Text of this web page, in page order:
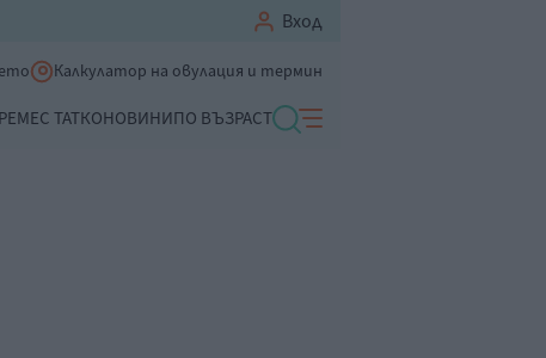
Вход
Калкулатор на овулация и термин
С ТАТКОНОВИНИПО ВЪЗРАСТ